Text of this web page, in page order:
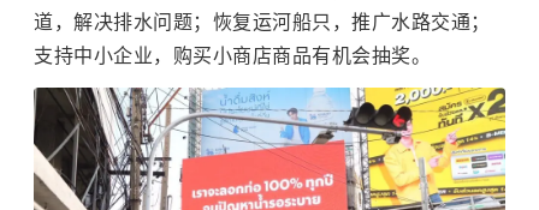
道，解决排水问题；恢复运河船只，推广水路交通；
支持中小企业，购买小商店商品有机会抽奖。